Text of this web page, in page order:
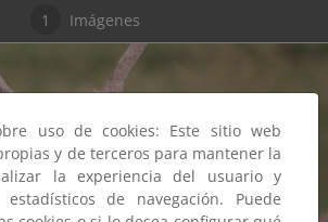
1 Imágenes
uso de cookies: Este sitio web
y de terceros para mantener la
la experiencia del usuario y
de navegación. Puede